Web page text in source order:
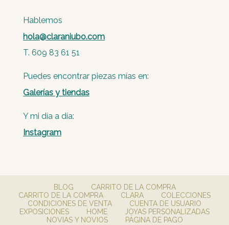
Hablemos
hola@claraniubo.com
T. 609 83 61 51
Puedes encontrar piezas mías en:
Galerías y tiendas
Y mi día a día:
Instagram
BLOG
CARRITO DE LA COMPRA
CARRITO DE LA COMPRA
CLARA
COLECCIONES
CONDICIONES DE VENTA
CUENTA DE USUARIO
EXPOSICIONES
HOME
JOYAS PERSONALIZADAS
NOVIAS Y NOVIOS
PÁGINA DE PAGO